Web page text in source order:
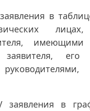
в
лицах,
его
заявления в